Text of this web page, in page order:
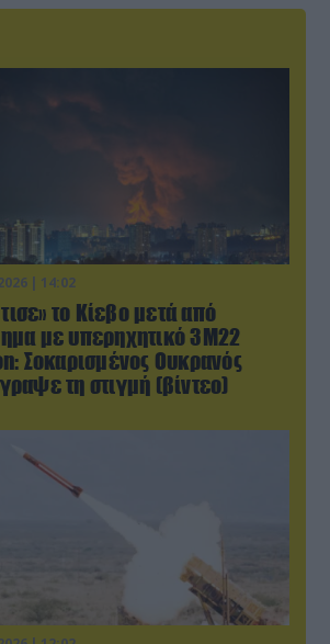
| 14:02
το Κίεβο μετά από
με υπερηχητικό 3M22
Σοκαρισμένος Ουκρανός
τη στιγμή (βίντεο)